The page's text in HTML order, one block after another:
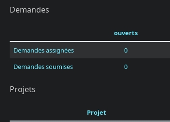
Demandes
ouverts
Demandes assignées
0
Demandes soumises
0
Projets
Projet